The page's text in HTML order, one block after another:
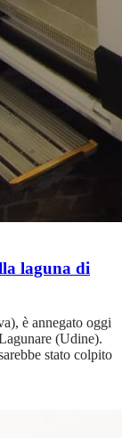
laguna di
è annegato oggi
(Udine).
stato colpito